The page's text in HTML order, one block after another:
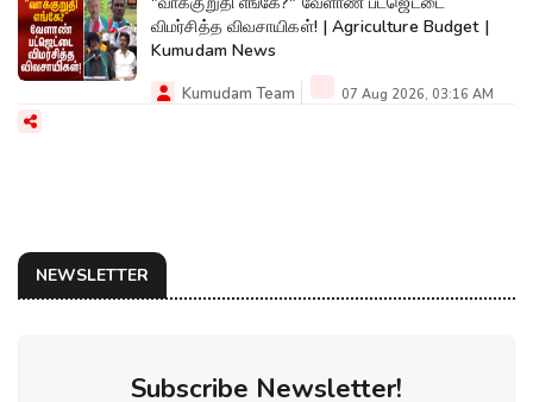
விமர்சித்த விவசாயிகள்! | Agriculture Budget |
Kumudam News
Kumudam Team 07 Aug 2026, 03:16 AM
NEWSLETTER
Subscribe Newsletter!